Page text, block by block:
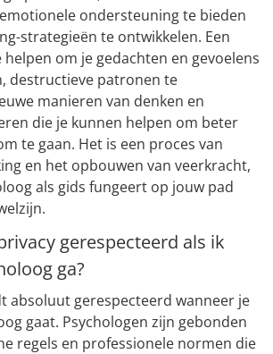
ondersteuning te bieden
strategieën te ontwikkelen. Een
om je gedachten en gevoelens
destructieve patronen te
manieren van denken en
die je kunnen helpen om beter
te gaan. Het is een proces van
en het opbouwen van veerkracht,
als gids fungeert op jouw pad
gerespecteerd als ik
ga?
absoluut gerespecteerd wanneer je
gaat. Psychologen zijn gebonden
regels en professionele normen die